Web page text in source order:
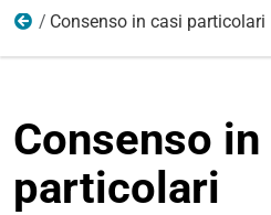
Protezione dati personali
Consenso in casi particolari
Consenso
particolari